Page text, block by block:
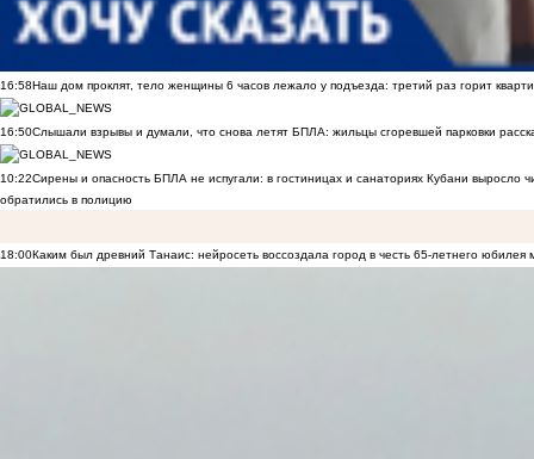
16:58Наш дом проклят, тело женщины 6 часов лежало у подъезда: третий раз горит
16:50Слышали взрывы и думали, что снова летят БПЛА: жильцы сгоревшей парковки
10:22Сирены и опасность БПЛА не испугали: в гостиницах и санаториях Кубани выросло
обратились в полицию
18:00Каким был древний Танаис: нейросеть воссоздала город в честь 65-летнего юбилея